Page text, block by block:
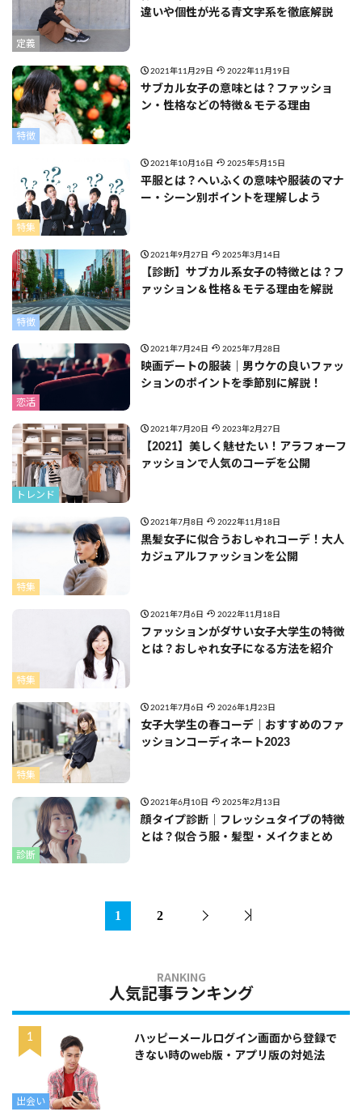
定義
違いや個性が光る青文字系を徹底解説
特徴
2021年11月29日 2022年11月19日
サブカル女子の意味とは？ファッショ
ン・性格などの特徴＆モテる理由
特集
2021年10月16日 2025年5月15日
平服とは？へいふくの意味や服装のマナ
ー・シーン別ポイントを理解しよう
特徴
2021年9月27日 2025年3月14日
【診断】サブカル系女子の特徴とは？フ
ァッション＆性格＆モテる理由を解説
恋活
2021年7月24日 2025年7月28日
映画デートの服装｜男ウケの良いファッ
ションのポイントを季節別に解説！
トレンド
2021年7月20日 2023年2月27日
【2021】美しく魅せたい！アラフォーフ
ァッションで人気のコーデを公開
特集
2021年7月8日 2022年11月18日
黒髪女子に似合うおしゃれコーデ！大人
カジュアルファッションを公開
特集
2021年7月6日 2022年11月18日
ファッションがダサい女子大学生の特徴
とは？おしゃれ女子になる方法を紹介
特集
2021年7月6日 2026年1月23日
女子大学生の春コーデ｜おすすめのファ
ッションコーディネート2023
診断
2021年6月10日 2025年2月13日
顔タイプ診断｜フレッシュタイプの特徴
とは？似合う服・髪型・メイクまとめ
1 2
人気記事ランキング
出会い
ハッピーメールログイン画面から登録で
きない時のweb版・アプリ版の対処法